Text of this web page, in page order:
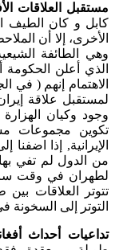
مستقبل العلاقات
كابل و كان الطيف
الأخرى، إلا أن
وهي الطائفة
الذي أعلن
الاهتمام إنهم ( في
لمستقبل علاقة
وجود وكيان
تكوين مجموعات
الإيرانية, إذا
من الدول لم تفي
لطهران في وقت
تتوتر العلاقات
التوتر إلى السخونة
تداعيات أحداث